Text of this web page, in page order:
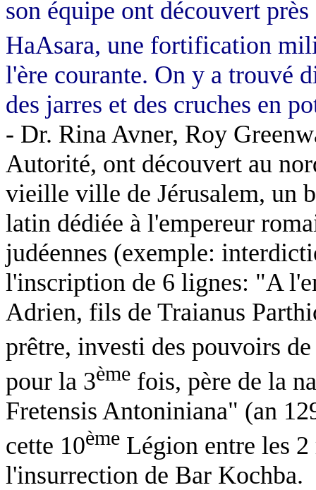
son équipe ont découvert
HaAsara, une fortification
l'ère courante. On y a trouvé
des jarres et des cruches en
- Dr. Rina Avner, Roy
Autorité, ont découvert au
vieille ville de Jérusalem, un
latin dédiée à l'empereur
judéennes (exemple:
l'inscription de 6 lignes: "A
Adrien, fils de Traianus
prêtre, investi des pouvoirs
pour la 3ème fois, père de la
Fretensis Antoniniana" (an
cette 10ème Légion entre les
l'insurrection de Bar Kochba.